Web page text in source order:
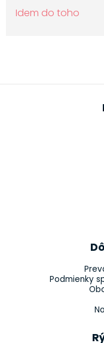
Idem do toho
Podmienky